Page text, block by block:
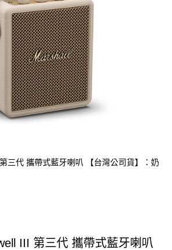
三代 攜帶式藍牙喇叭 【台灣公司貨】：奶
III 第三代 攜帶式藍牙喇叭